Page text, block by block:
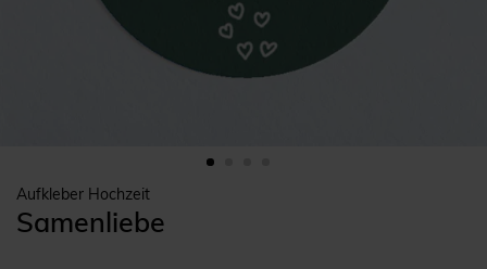
Aufkleber Hochzeit
Samenliebe